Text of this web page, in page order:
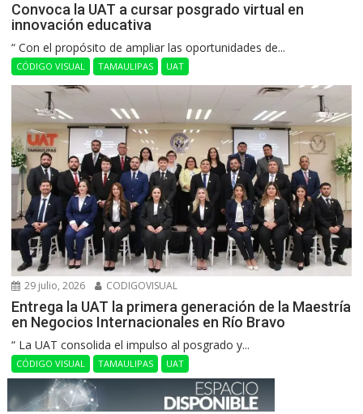
Convoca la UAT a cursar posgrado virtual en
innovación educativa
“ Con el propósito de ampliar las oportunidades de...
CÓDIGO VISUAL TAMAULIPAS UAT
29 julio, 2026 CODIGOVISUAL
Entrega la UAT la primera generación de la Maestría
en Negocios Internacionales en Río Bravo
“ La UAT consolida el impulso al posgrado y...
CÓDIGO VISUAL TAMAULIPAS UAT